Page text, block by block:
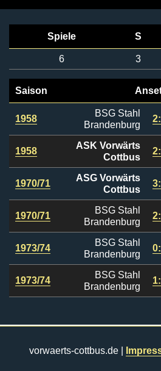
Spiele S
6 3
Saison
1958
BSG Stahl
Brandenburg
1958
ASK Vorwärts
Cottbus
1970/71
ASG Vorwärts
Cottbus
1970/71
BSG Stahl
Brandenburg
1973/74
BSG Stahl
Brandenburg
1973/74
BSG Stahl
Brandenburg
vorwaerts-cottbus.de |